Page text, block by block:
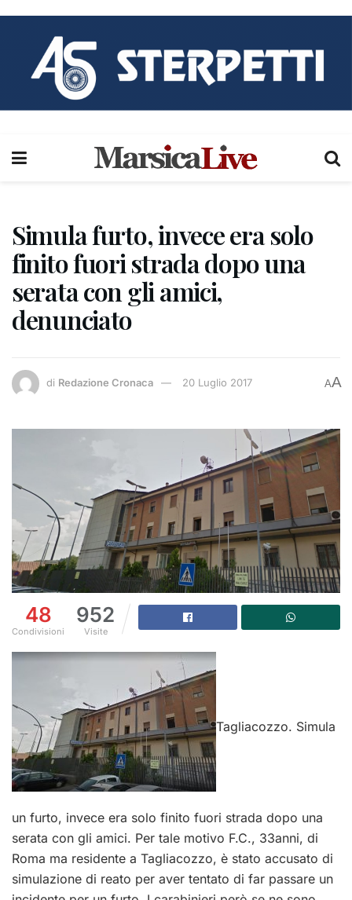
Simula furto, invece era solo
finito fuori strada dopo una
serata con gli amici,
denunciato
di Redazione Cronaca 20 Luglio 2017 AA
48
Condivisioni
952
Visite
Tagliacozzo. Simula
un furto, invece era solo finito fuori strada dopo una
serata con gli amici. Per tale motivo F.C., 33anni, di
Roma ma residente a Tagliacozzo, è stato accusato di
simulazione di reato per aver tentato di far passare un